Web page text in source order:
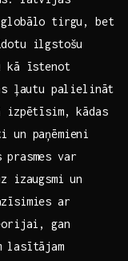
globālo tirgu, bet
ilgstošu
kā īstenot
ļautu ‌palielināt
izpētīsim, kādas
un ​paņēmieni
var
izaugsmi un
ar
gan
lasītājam